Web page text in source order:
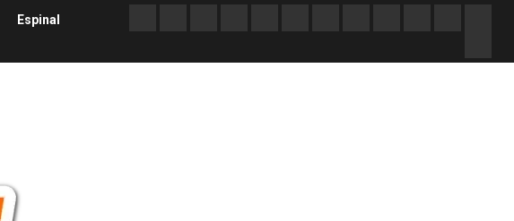
Espinal